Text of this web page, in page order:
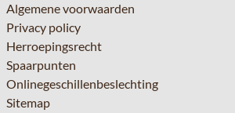
Algemene voorwaarden
Privacy policy
Herroepingsrecht
Spaarpunten
Onlinegeschillenbeslechting
Sitemap